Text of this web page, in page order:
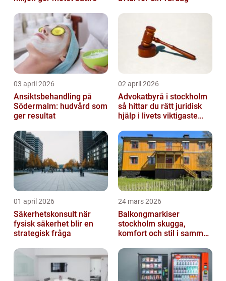
03 april 2026
Ansiktsbehandling på
Södermalm: hudvård som
ger resultat
02 april 2026
Advokatbyrå i stockholm
så hittar du rätt juridisk
hjälp i livets viktigaste
01 april 2026
Säkerhetskonsult när
fysisk säkerhet blir en
strategisk fråga
24 mars 2026
Balkongmarkiser
stockholm skugga,
komfort och stil i samma